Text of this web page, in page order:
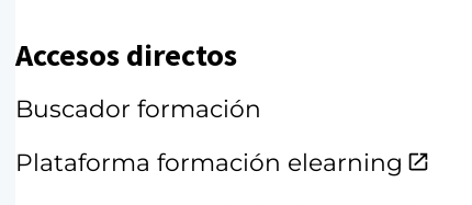
Accesos directos
Buscador formación
Plataforma formación elearning